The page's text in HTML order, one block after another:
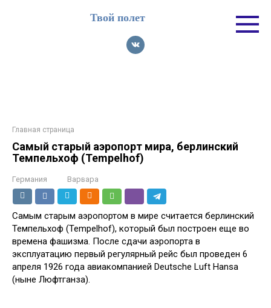
Твой полет
Главная страница
Самый старый аэропорт мира, берлинский
Темпельхоф (Tempelhof)
Германия Варвара
Самым старым аэропортом в мире считается берлинский
Темпельхоф (Tempelhof), который был построен еще во
времена фашизма. После сдачи аэропорта в
эксплуатацию первый регулярный рейс был проведен 6
апреля 1926 года авиакомпанией Deutsche Luft Hansa
(ныне Люфтганза).